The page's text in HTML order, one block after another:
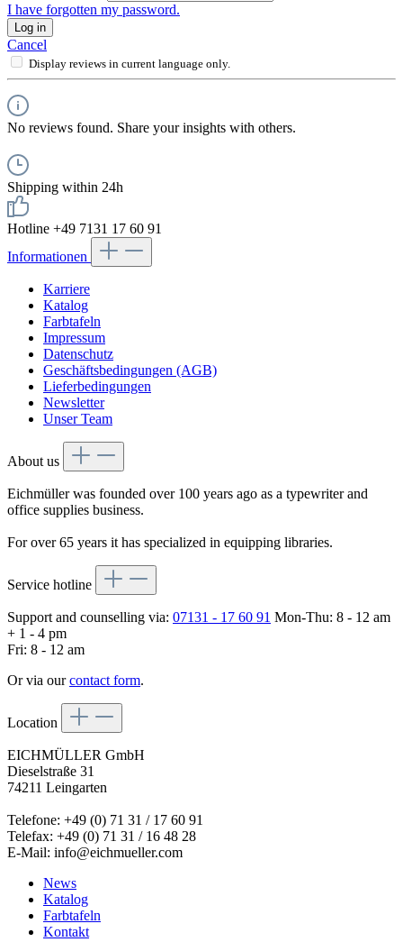
I have forgotten my password.
Log in
Cancel
Display reviews in current language only.
No reviews found. Share your insights with others.
Shipping within 24h
Hotline +49 7131 17 60 91
Informationen
Karriere
Katalog
Farbtafeln
Impressum
Datenschutz
Geschäftsbedingungen (AGB)
Lieferbedingungen
Newsletter
Unser Team
About us
Eichmüller was founded over 100 years ago as a typewriter and
office supplies business.
For over 65 years it has specialized in equipping libraries.
Service hotline
Support and counselling via: 07131 - 17 60 91 Mon-Thu: 8 - 12 am
+ 1 - 4 pm
Fri: 8 - 12 am
Or via ourcontact form.
Location
EICHMÜLLER GmbH
Dieselstraße 31
74211 Leingarten
Telefone: +49 (0) 71 31 / 17 60 91
Telefax: +49 (0) 71 31 / 16 48 28
E-Mail: info@eichmueller.com
News
Katalog
Farbtafeln
Kontakt